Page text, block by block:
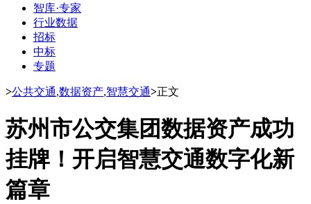
智库·专家
行业数据
招标
中标
专题
>公共交通,数据资产,智慧交通>正文
苏州市公交集团数据资产成功
挂牌！开启智慧交通数字化新
篇章